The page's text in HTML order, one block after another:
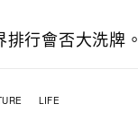
行會否大洗牌。
LIFE